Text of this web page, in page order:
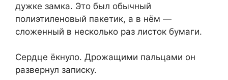
дужке замка. Это был обычный
полиэтиленовый пакетик, а в нём —
сложенный в несколько раз листок бумаги.
Сердце ёкнуло. Дрожащими пальцами он
развернул записку.